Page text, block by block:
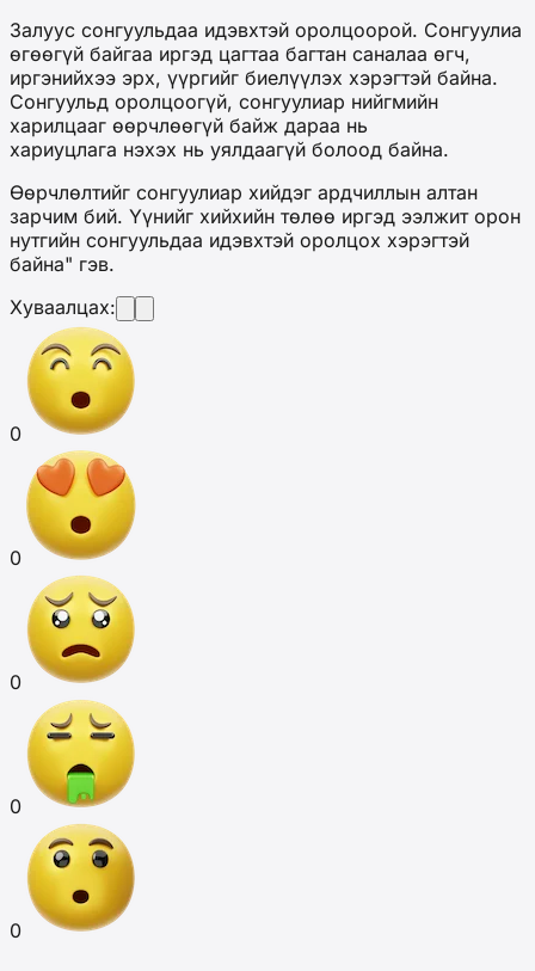
Залуус сонгуульдаа идэвхтэй оролцоорой. Сонгуулиа
өгөөгүй байгаа иргэд цагтаа багтан саналаа өгч,
иргэнийхээ эрх, үүргийг биелүүлэх хэрэгтэй байна.
Сонгуульд оролцоогүй, сонгуулиар нийгмийн
харилцааг өөрчлөөгүй байж дараа нь
хариуцлага нэхэх нь уялдаагүй болоод байна.
Өөрчлөлтийг сонгуулиар хийдэг ардчиллын алтан
зарчим бий. Үүнийг хийхийн төлөө иргэд ээлжит орон
нутгийн сонгуульдаа идэвхтэй оролцох хэрэгтэй
байна" гэв.
Хуваалцах:
0
0
0
0
0